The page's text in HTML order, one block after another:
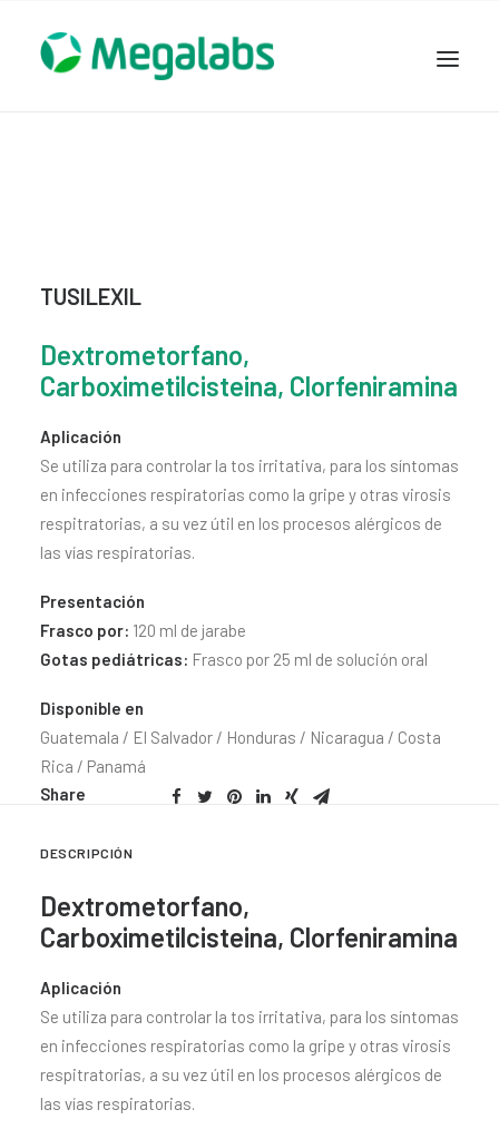
ICLOS
ENTEREX
SEGURIDAD Y RESPALDO
TRABAJAR EN MEGALABS
CONTACTO
SEARCH
TUSILEXIL
Dextrometorfano,
Carboximetilcisteina, Clorfeniramina
Aplicación
Se utiliza para controlar la tos irritativa, para los síntomas
en infecciones respiratorias como la gripe y otras virosis
respitratorias, a su vez útil en los procesos alérgicos de
las vías respiratorias.
Presentación
Frasco por: 120 ml de jarabe
Gotas pediátricas: Frasco por 25 ml de solución oral
Disponible en
Guatemala / El Salvador / Honduras / Nicaragua / Costa
Rica / Panamá
Share
DESCRIPCIÓN
Dextrometorfano,
Carboximetilcisteina, Clorfeniramina
Aplicación
Se utiliza para controlar la tos irritativa, para los síntomas
en infecciones respiratorias como la gripe y otras virosis
respitratorias, a su vez útil en los procesos alérgicos de
las vías respiratorias.